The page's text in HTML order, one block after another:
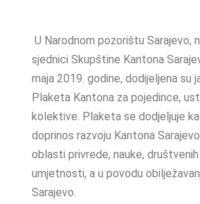
U Narodnom pozorištu Sarajevo,
sjednici Skupštine Kantona
maja 2019. godine, dodijeljena su
Plaketa Kantona za pojedince,
kolektive. Plaketa se dodjeljuje
doprinos razvoju Kantona
oblasti privrede, nauke,
umjetnosti, a u povodu
Sarajevo.